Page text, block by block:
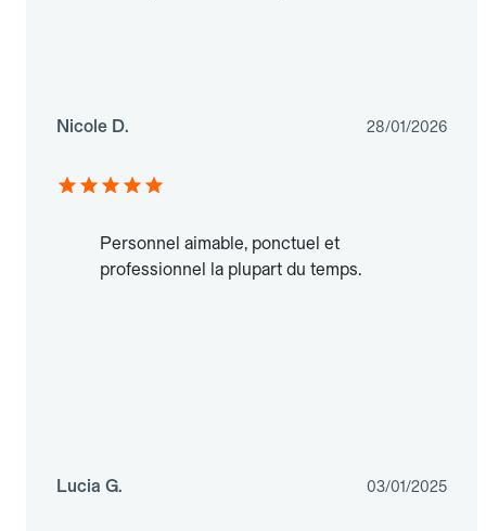
Nicole D. 28/01/2026
Personnel aimable, ponctuel et
professionnel la plupart du temps.
Lucia G. 03/01/2025